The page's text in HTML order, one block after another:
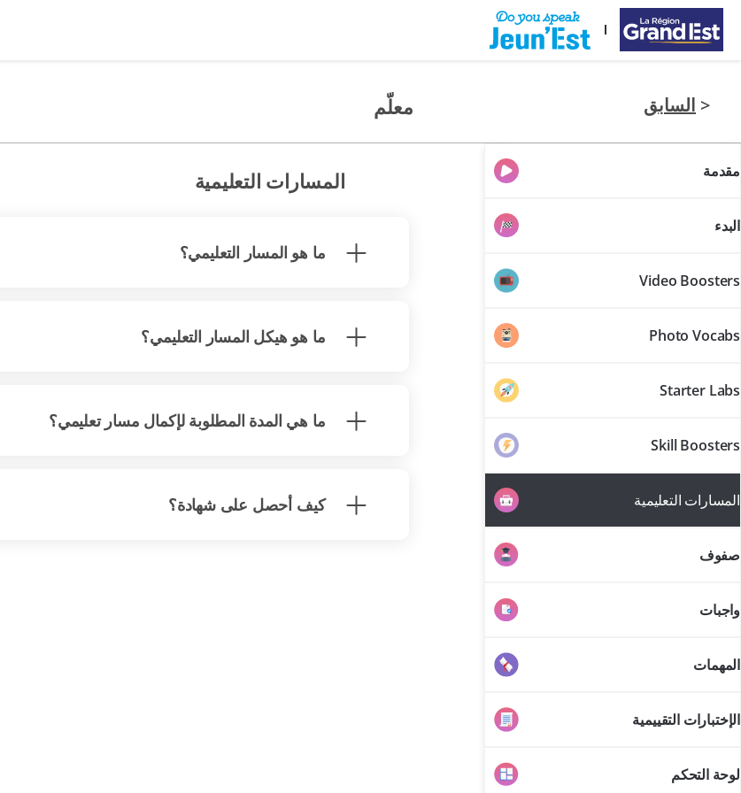
تخطي إلى المحتوى الرئيسي
< السابق معلّم
مقدمة
البدء
Video Boosters
Photo Vocabs
Starter Labs
Skill Boosters
المسارات التعليمية
صفوف
واجبات
المهمات
الإختبارات التقييمية
لوحة التحكم
المسارات التعليمية
ما هو المسار التعليمي؟
ما هو هيكل المسار التعليمي؟
ما هي المدة المطلوبة لإكمال مسار تعليمي؟
كيف أحصل على شهادة؟